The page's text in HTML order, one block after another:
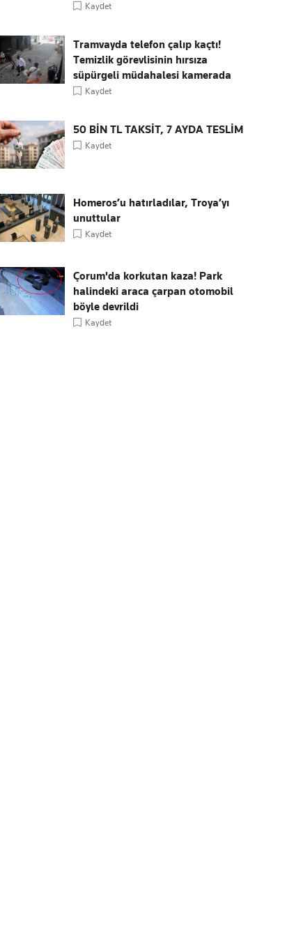
Kaydet
Tramvayda telefon çalıp kaçtı!
Temizlik görevlisinin hırsıza
süpürgeli müdahalesi kamerada
Kaydet
50 BİN TL TAKSİT, 7 AYDA TESLİM
Kaydet
Homeros’u hatırladılar, Troya’yı
unuttular
Kaydet
Çorum'da korkutan kaza! Park
halindeki araca çarpan otomobil
böyle devrildi
Kaydet